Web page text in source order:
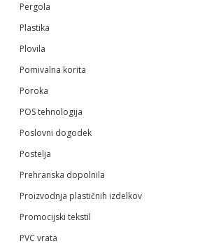
Pergola
Plastika
Plovila
Pomivalna korita
Poroka
POS tehnologija
Poslovni dogodek
Postelja
Prehranska dopolnila
Proizvodnja plastičnih izdelkov
Promocijski tekstil
PVC vrata